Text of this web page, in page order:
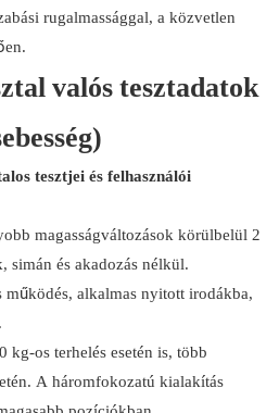
rugalmassággal, a közvetlen
valós tesztadatok
tesztjei és felhasználói
magasságváltozások körülbelül 2
simán és akadozás nélkül.
működés, alkalmas nyitott irodákba,
kg-os terhelés esetén is, több
A háromfokozatú kialakítás